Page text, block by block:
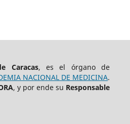
Caracas, es el órgano de
NACIONAL DE MEDICINA.
, y por ende su Responsable